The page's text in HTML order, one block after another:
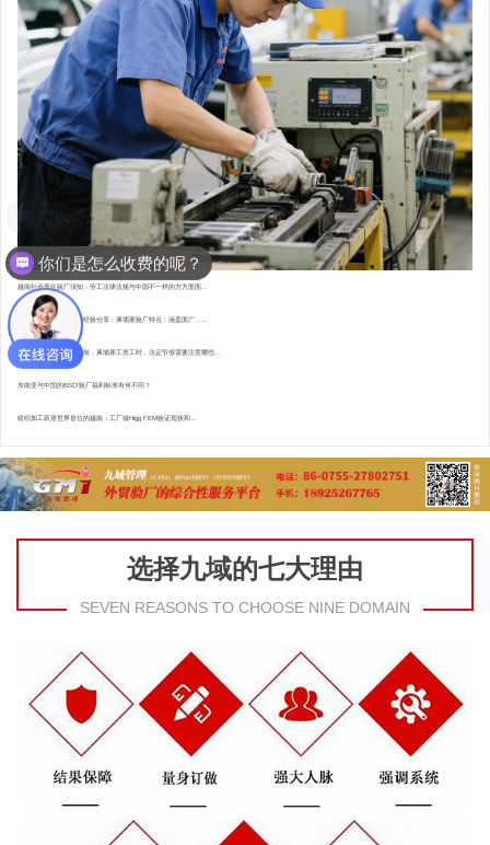
越南社会责任验厂须知：劳工法律法规与中国不一样的方方面面...
东南亚资深验厂顾问的经验分享：柬埔寨验厂特点 : 涵盖面广，...
直赴柬埔寨，为验厂护航，柬埔寨工资工时，法定节假需要注意哪些...
东南亚与中国的BSCI验厂福利标准有何不同？
纺织加工跃居世界首位的越南：工厂做Higg FEM验证现状和...
选择九域的七大理由
SEVEN REASONS TO CHOOSE NINE DOMAIN
你们是怎么收费的呢？